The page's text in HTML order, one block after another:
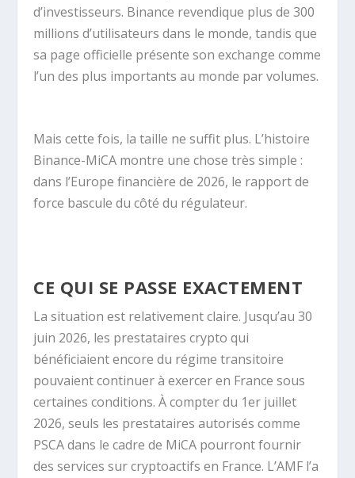
d’investisseurs. Binance revendique plus de 300
millions d’utilisateurs dans le monde, tandis que
sa page officielle présente son exchange comme
l’un des plus importants au monde par volumes.
Mais cette fois, la taille ne suffit plus. L’histoire
Binance-MiCA montre une chose très simple :
dans l’Europe financière de 2026, le rapport de
force bascule du côté du régulateur.
CE QUI SE PASSE EXACTEMENT
La situation est relativement claire. Jusqu’au 30
juin 2026, les prestataires crypto qui
bénéficiaient encore du régime transitoire
pouvaient continuer à exercer en France sous
certaines conditions. À compter du 1er juillet
2026, seuls les prestataires autorisés comme
PSCA dans le cadre de MiCA pourront fournir
des services sur cryptoactifs en France. L’AMF l’a